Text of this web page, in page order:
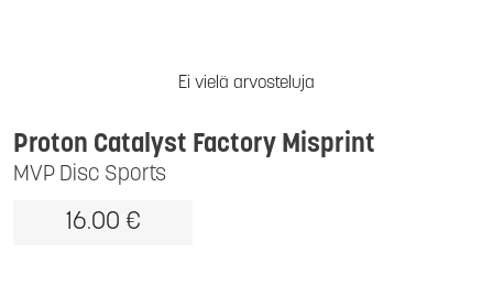
Ei vielä arvosteluja
MVP Disc Sports
Proton Catalyst Factory Misprint
16.00 €